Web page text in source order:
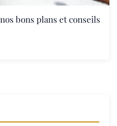
bons plans et conseils